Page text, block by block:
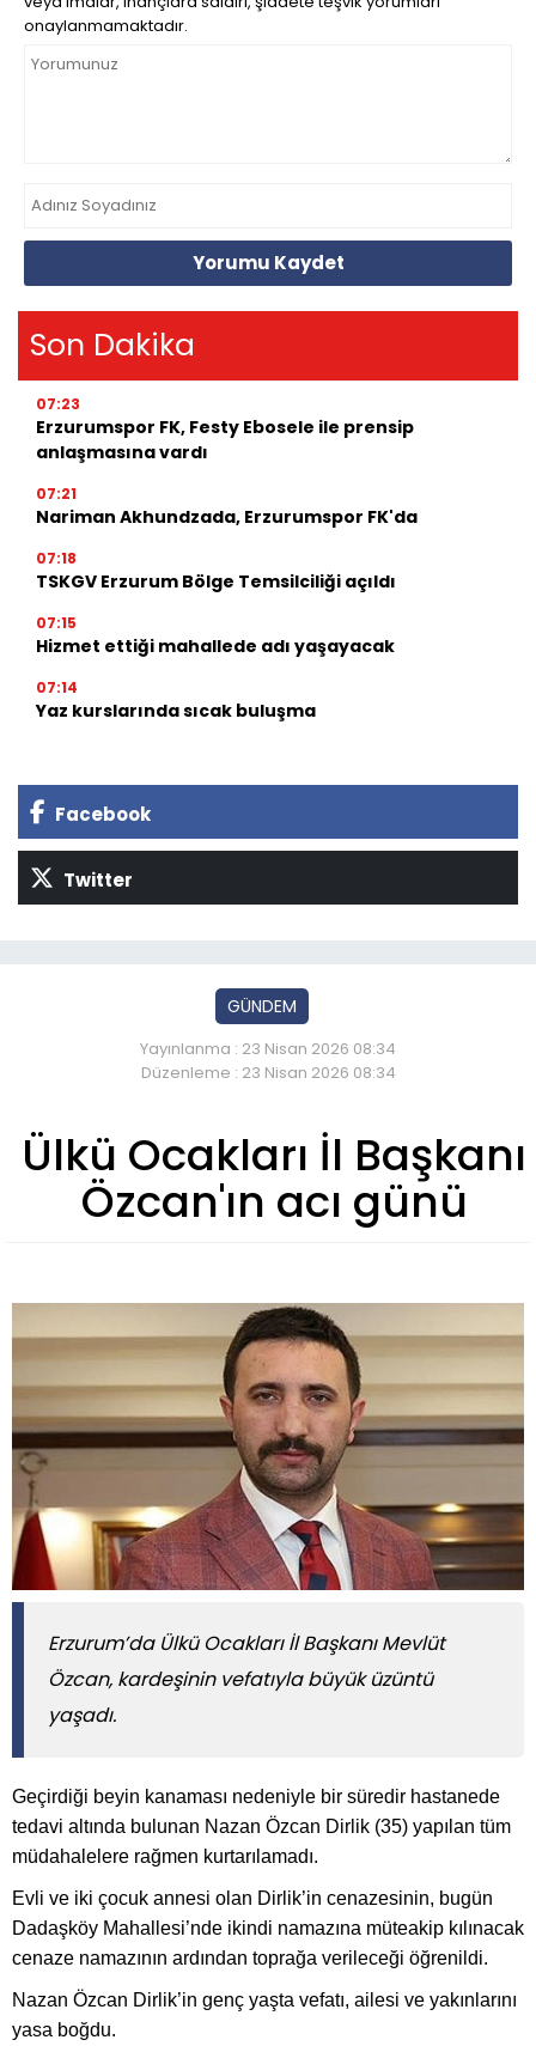
onaylanmamaktadır.
Yorumu Kaydet
Son Dakika
07:23
Erzurumspor FK, Festy Ebosele ile prensip
anlaşmasına vardı
07:21
Nariman Akhundzada, Erzurumspor FK'da
07:18
TSKGV Erzurum Bölge Temsilciliği açıldı
07:15
Hizmet ettiği mahallede adı yaşayacak
07:14
Yaz kurslarında sıcak buluşma
Facebook
Twitter
GÜNDEM
Yayınlanma : 23 Nisan 2026 08:34
Düzenleme : 23 Nisan 2026 08:34
Ülkü Ocakları İl Başkanı
Özcan'ın acı günü
Erzurum’da Ülkü Ocakları İl Başkanı Mevlüt
Özcan, kardeşinin vefatıyla büyük üzüntü
yaşadı.
Geçirdiği beyin kanaması nedeniyle bir süredir hastanede
tedavi altında bulunan Nazan Özcan Dirlik (35) yapılan tüm
müdahalelere rağmen kurtarılamadı.
Evli ve iki çocuk annesi olan Dirlik’in cenazesinin, bugün
Dadaşköy Mahallesi’nde ikindi namazına müteakip kılınacak
cenaze namazının ardından toprağa verileceği öğrenildi.
Nazan Özcan Dirlik’in genç yaşta vefatı, ailesi ve yakınlarını
yasa boğdu.